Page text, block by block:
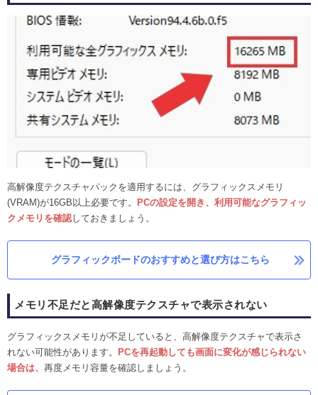
高解像度テクスチャパックを適用するには、グラフィックスメモリ
(VRAM)が16GB以上必要です。
PCの設定を開き、 利用可能なグラフィッ
クメモリを確認しておきましょう。
グラフィックボードのおすすめと選び方はこちら
メモリ不足だと高解像度テクスチャで表示されない
グラフィックスメモリが不足していると、高解像度テクスチャで表示さ
れない可能性があります。
PCを再起動しても画面に変化が感じられない
場合は、 再度メモリ容量を確認しましょう。